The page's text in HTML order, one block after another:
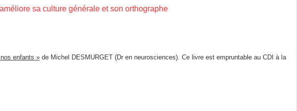
sa culture générale et son orthographe
enfants » de Michel DESMURGET (Dr en neurosciences). Ce livre est empruntable au CDI à la